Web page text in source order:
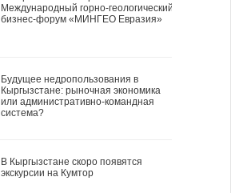
Международный горно-геологический
бизнес-форум «МИНГЕО Евразия»
Будущее недропользования в
Кыргызстане: рыночная экономика
или административно-командная
система?
В Кыргызстане скоро появятся
экскурсии на Кумтор